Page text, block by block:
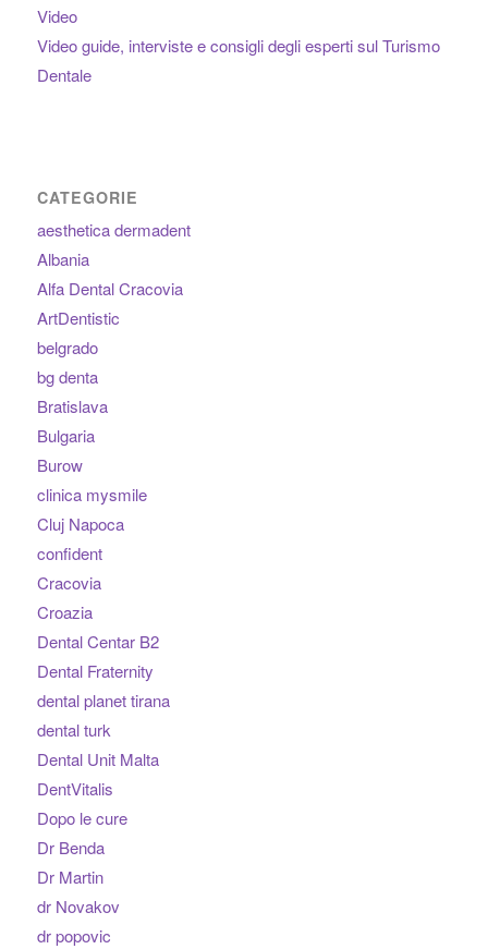
Video
Video guide, interviste e consigli degli esperti sul Turismo
Dentale
CATEGORIE
aesthetica dermadent
Albania
Alfa Dental Cracovia
ArtDentistic
belgrado
bg denta
Bratislava
Bulgaria
Burow
clinica mysmile
Cluj Napoca
confident
Cracovia
Croazia
Dental Centar B2
Dental Fraternity
dental planet tirana
dental turk
Dental Unit Malta
DentVitalis
Dopo le cure
Dr Benda
Dr Martin
dr Novakov
dr popovic